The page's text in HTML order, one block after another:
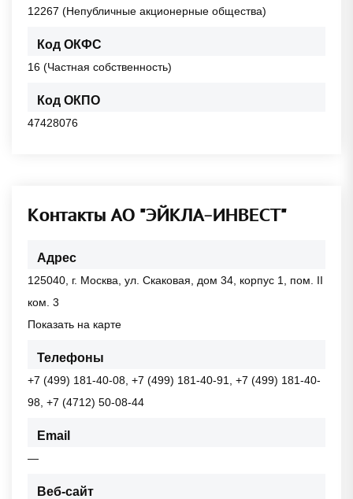
12267 (Непубличные акционерные общества)
Код ОКФС
16 (Частная собственность)
Код ОКПО
47428076
Контакты АО "ЭЙКЛА-ИНВЕСТ"
Адрес
125040, г. Москва, ул. Скаковая, дом 34, корпус 1, пом. II
ком. 3
Показать на карте
Телефоны
+7 (499) 181-40-08, +7 (499) 181-40-91, +7 (499) 181-40-
98, +7 (4712) 50-08-44
Email
—
Веб-сайт